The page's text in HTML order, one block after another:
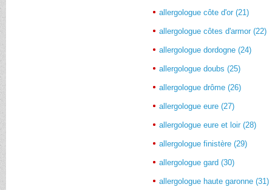
allergologue côte d'or (21)
allergologue côtes d'armor (22)
allergologue dordogne (24)
allergologue doubs (25)
allergologue drôme (26)
allergologue eure (27)
allergologue eure et loir (28)
allergologue finistère (29)
allergologue gard (30)
allergologue haute garonne (31)